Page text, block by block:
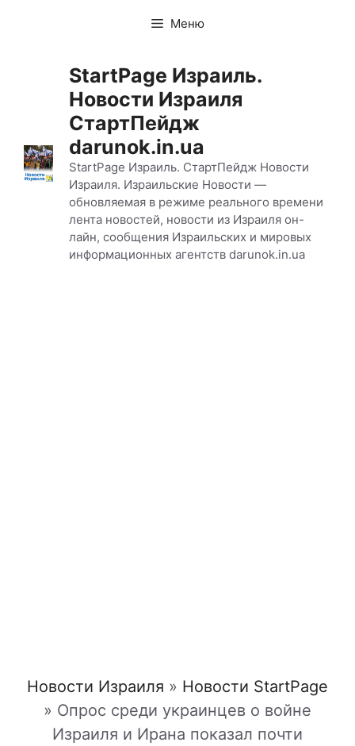
Меню
StartPage Израиль.
Новости Израиля
СтартПейдж
darunok.in.ua
StartPage Израиль. СтартПейдж Новости
Израиля. Израильские Новости —
обновляемая в режиме реального времени
лента новостей, новости из Израиля он-
лайн, сообщения Израильских и мировых
информационных агентств darunok.in.ua
Новости Израиля » Новости StartPage
» Опрос среди украинцев о войне
Израиля и Ирана показал почти